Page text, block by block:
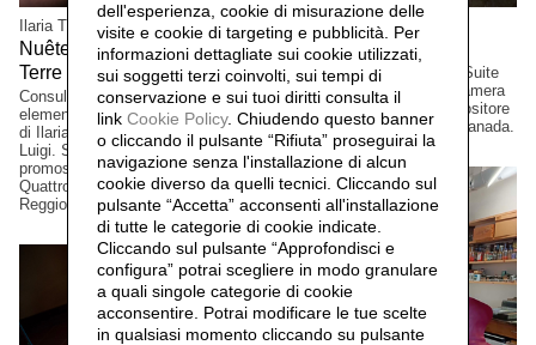
Ilaria Turba
Nuêter – Costellazioni nelle
Terre Matildiche, 2025
Consulenza e realizzazione
elementi installazione. Un progetto
di Ilaria Turba, a cura di Daniele De
Luigi. Sconfinamenti #2 Progetto
promosso dai Comuni di Albinea,
Quattro Castella e Canossa,
Reggio Emilia, Italia.
Mascia Manunza
Camera Chiara, 2025
Edizione a tiratura limitata. Suite
per vinile e CD musicale, Camera
Lucida, del musicista/compositore
David Occhipinti, Toronto, Canada.
dell'esperienza, cookie di misurazione delle
visite e cookie di targeting e pubblicità. Per
informazioni dettagliate sui cookie utilizzati,
sui soggetti terzi coinvolti, sui tempi di
conservazione e sui tuoi diritti consulta il
link Cookie Policy. Chiudendo questo banner
o cliccando il pulsante “Rifiuta” proseguirai la
navigazione senza l'installazione di alcun
cookie diverso da quelli tecnici. Cliccando sul
pulsante “Accetta” acconsenti all'installazione
di tutte le categorie di cookie indicate.
Cliccando sul pulsante “Approfondisci e
configura” potrai scegliere in modo granulare
a quali singole categorie di cookie
acconsentire. Potrai modificare le tue scelte
in qualsiasi momento cliccando su pulsante